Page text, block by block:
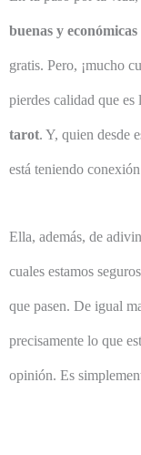
buenas y económicas
gratis. Pero, ¡mucho
pierdes calidad que es
tarot. Y, quien desde
está teniendo
Ella, además, de
cuales estamos
que pasen. De igual
precisamente lo que
opinión. Es